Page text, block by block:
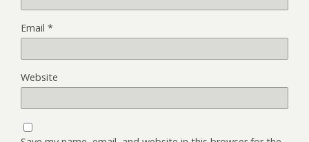
Email *
Website